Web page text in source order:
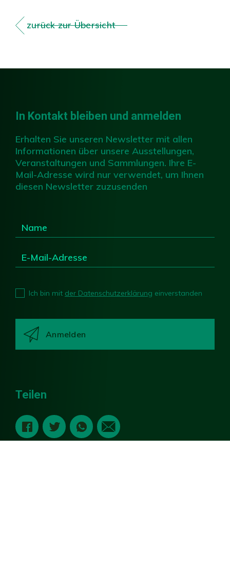
zurück zur Übersicht
Teilen
In Kontakt bleiben und anmelden
Erhalten Sie unseren Newsletter mit allen
Informationen über unsere Ausstellungen,
Veranstaltungen und Sammlungen. Ihre E-
Mail-Adresse wird nur verwendet, um Ihnen
diesen Newsletter zuzusenden
Ich bin mit der Datenschutzerklärung einverstanden